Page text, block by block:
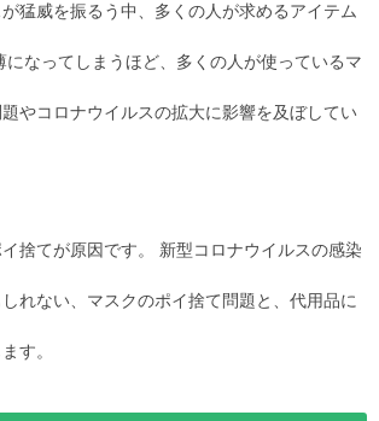
猛威を振るう中、多くの人が求めるアイテム
になってしまうほど、多くの人が使っているマ
やコロナウイルスの拡大に影響を及ぼしてい
捨てが原因です。 新型コロナウイルスの感染
れない、マスクのポイ捨て問題と、代用品に
す。